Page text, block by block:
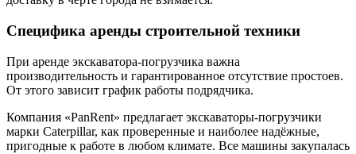
Специфика аренды строительной техники
При аренде экскаватора-погрузчика важна
производительность и гарантированное отсутствие простоев.
От этого зависит график работы подрядчика.
Компания «PanRent» предлагает экскаваторы-погрузчики
марки Caterpillar, как проверенные и наиболее надёжные,
пригодные к работе в любом климате. Все машины закупалась